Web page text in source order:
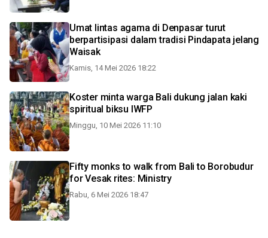
Umat lintas agama di Denpasar turut
berpartisipasi dalam tradisi Pindapata jelang
Waisak
Kamis, 14 Mei 2026 18:22
Koster minta warga Bali dukung jalan kaki
spiritual biksu IWFP
Minggu, 10 Mei 2026 11:10
Fifty monks to walk from Bali to Borobudur
for Vesak rites: Ministry
Rabu, 6 Mei 2026 18:47